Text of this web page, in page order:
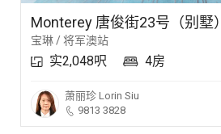
Monterey 唐俊街23号（别墅）
宝琳 / 将军澳站
实2,048呎 4房
萧丽珍 Lorin Siu
9813 3828